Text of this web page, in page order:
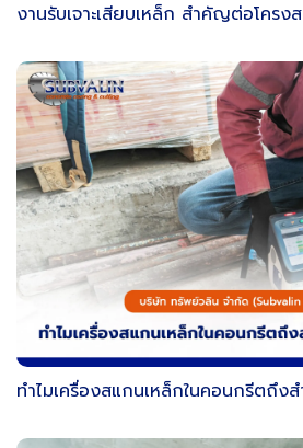
งานรับเจาะเสียบเหล็ก สำคัญต่อโครง
ทำไมเครื่องสแกนเหล็กในคอนกรีตถึ